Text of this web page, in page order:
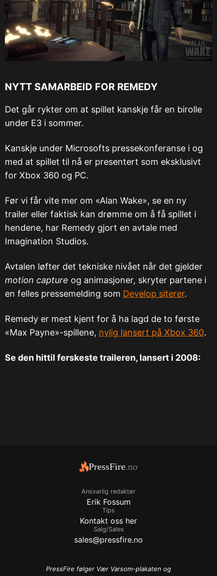
NYTT SAMARBEID FOR REMEDY
Det går rykter om at spillet kanskje får en birolle
under E3 i sommer.
Kanskje under Microsofts pressekonferanse i og
med at spillet til nå er presentert som eksklusivt
for Xbox 360 og PC.
Før vi får vite mer om «Alan Wake», se en ny
trailer eller faktisk kan drømme om å få spillet i
hendene, har Remedy gjort en avtale med
Imagination Studios.
Avtalen løfter det tekniske nivået når det gjelder
motion capture og animasjoner, skryter partene i
en felles pressemelding som Develop siterer.
Remedy er mest kjent for å ha lagd de to første
«Max Payne»-spillene, nylig lansert på Xbox 360.
Se den hittil ferskeste traileren, lansert i 2008:
PressFire.no
Ansvarlig redaktør
Erik Fossum
Tips
Kontakt oss her
Salg/Sales
sales@pressfire.no
PressFire følger Vær Varsom-plakaten og